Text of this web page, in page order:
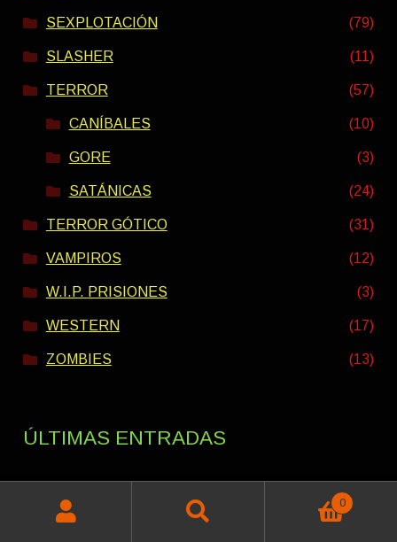
SEXPLOTACIÓN (79)
SLASHER (11)
TERROR (57)
CANÍBALES (10)
GORE (3)
SATÁNICAS (24)
TERROR GÓTICO (31)
VAMPIROS (12)
W.I.P. PRISIONES (3)
WESTERN (17)
ZOMBIES (13)
ÚLTIMAS ENTRADAS
PACK VERANO INTERESTELAR 2026
Buscar
0